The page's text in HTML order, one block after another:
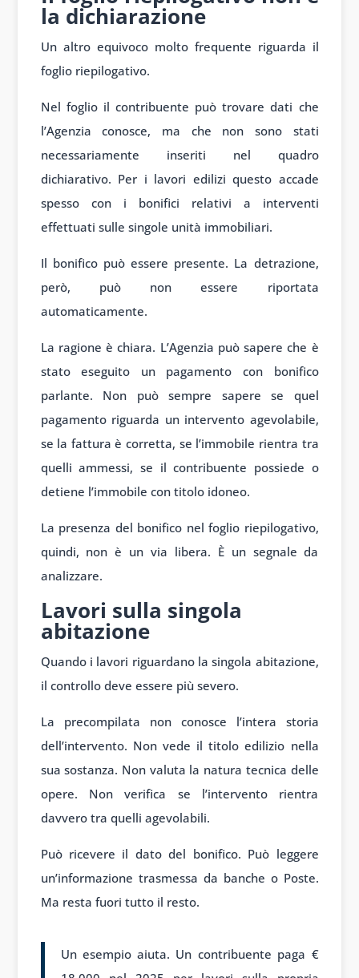
la dichiarazione
Un altro equivoco molto frequente riguarda il
foglio riepilogativo.
Nel foglio il contribuente può trovare dati che
l’Agenzia conosce, ma che non sono stati
necessariamente inseriti nel quadro
dichiarativo. Per i lavori edilizi questo accade
spesso con i bonifici relativi a interventi
effettuati sulle singole unità immobiliari.
Il bonifico può essere presente. La detrazione,
però, può non essere riportata
automaticamente.
La ragione è chiara. L’Agenzia può sapere che è
stato eseguito un pagamento con bonifico
parlante. Non può sempre sapere se quel
pagamento riguarda un intervento agevolabile,
se la fattura è corretta, se l’immobile rientra tra
quelli ammessi, se il contribuente possiede o
detiene l’immobile con titolo idoneo.
La presenza del bonifico nel foglio riepilogativo,
quindi, non è un via libera. È un segnale da
analizzare.
Lavori sulla singola
abitazione
Quando i lavori riguardano la singola abitazione,
il controllo deve essere più severo.
La precompilata non conosce l’intera storia
dell’intervento. Non vede il titolo edilizio nella
sua sostanza. Non valuta la natura tecnica delle
opere. Non verifica se l’intervento rientra
davvero tra quelli agevolabili.
Può ricevere il dato del bonifico. Può leggere
un’informazione trasmessa da banche o Poste.
Ma resta fuori tutto il resto.
Un esempio aiuta. Un contribuente paga €